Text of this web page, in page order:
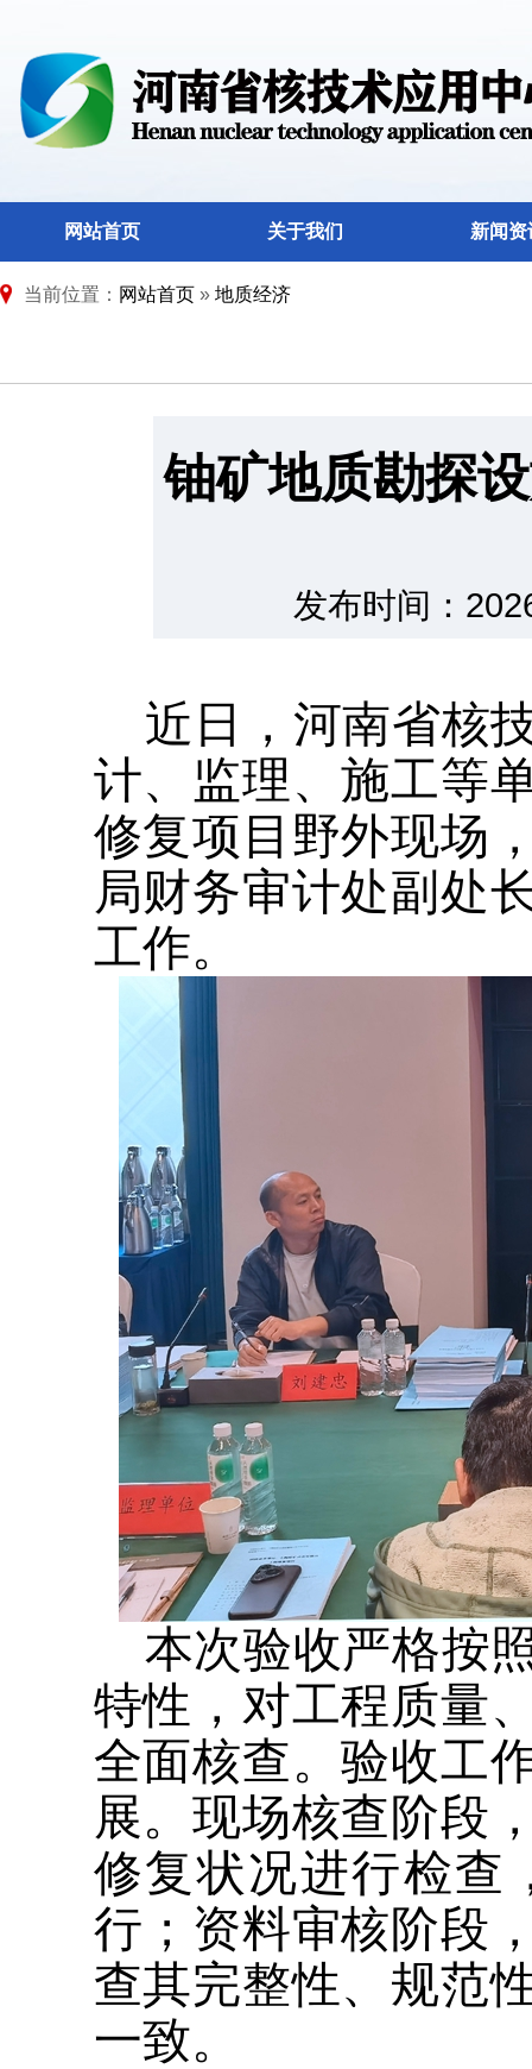
网站首页 关于我们 新闻资
当前位置： 网站首页 » 地质经济
铀矿地质勘探
发布时间：
近日，河南省核
计、监理、施工等
修复项目野外现场
局财务审计处副处
工作。
本次验收严格按
特性，对工程质量
全面核查。验收工
展。现场核查阶段
修复状况进行检查
行；资料审核阶段
查其完整性、规范
一致。